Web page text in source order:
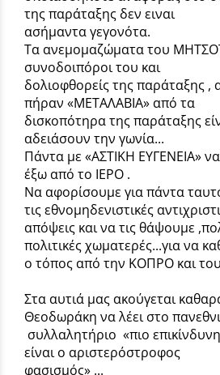
της παράταξης δεν ειναι
ασήμαντα γεγονότα.
Τα ανεμομαζώματα του
συνοδοιπόροι του και
δολιοφθορείς της παράταξης ,
πήραν «ΜΕΤΑΛΑΒΙΑ» από τα
δισκοπότηρα της παράταξης
αδειάσουν την γωνία...
Πάντα με «ΑΣΤΙΚΗ ΕΥΓΕΝΕΙΑ»
έξω από το ΙΕΡΟ .
Να αφορίσουμε για πάντα
τις εθνομηδενιστικές
απόψεις και να τις θάψουμε
πολιτικές χωματερές...για να
ο τόπος από την ΚΟΠΡΟ και
Στα αυτιά μας ακούγεται
Θεοδωράκη να λέει στο
συλλαλητήριο «πιο
είναι ο αριστερόστροφος
φασισμός» ...